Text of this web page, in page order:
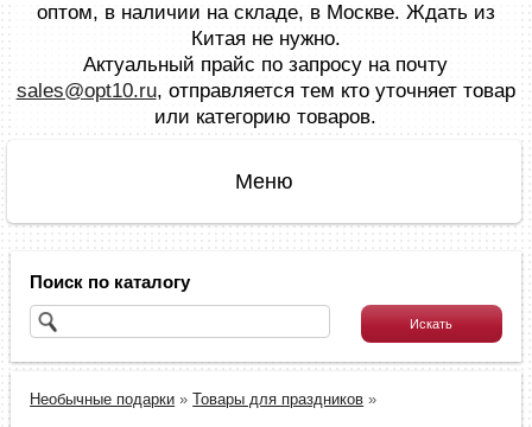
оптом, в наличии на складе, в Москве. Ждать из
Китая не нужно.
Актуальный прайс по запросу на почту
sales@opt10.ru, отправляется тем кто уточняет товар
или категорию товаров.
Поиск по каталогу
Необычные подарки »Товары для праздников »